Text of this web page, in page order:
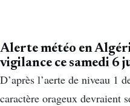
Alerte météo en
vigilance ce samedi 6
D’après l’aerte de niveau 1
caractère orageux devraient